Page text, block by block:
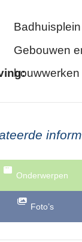
Badhuisplein
Gebouwen
bouwwerken
Onderwerpen
Foto’s